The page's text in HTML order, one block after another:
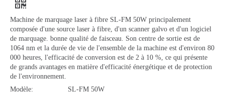
Machine de marquage laser à fibre SL-FM 50W principalement
composée d'une source laser à fibre, d'un scanner galvo et d'un logiciel
de marquage. bonne qualité de faisceau. Son centre de sortie est de
1064 nm et la durée de vie de l'ensemble de la machine est d'environ 80
000 heures, l'efficacité de conversion est de 2 à 10 %, ce qui présente
de grands avantages en matière d'efficacité énergétique et de protection
de l'environnement.
Modèle:
SL-FM 50W